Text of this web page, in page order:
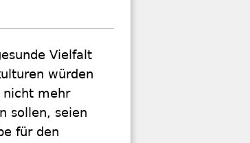
Vielfalt
würden
nicht mehr
sollen, seien
für den